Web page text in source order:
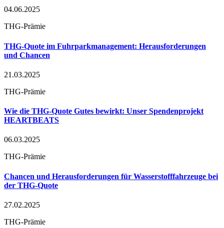
04.06.2025
THG-Prämie
THG-Quote im Fuhrparkmanagement: Herausforderungen
und Chancen
21.03.2025
THG-Prämie
Wie die THG-Quote Gutes bewirkt: Unser Spendenprojekt
HEARTBEATS
06.03.2025
THG-Prämie
Chancen und Herausforderungen für Wasserstofffahrzeuge bei
der THG-Quote
27.02.2025
THG-Prämie